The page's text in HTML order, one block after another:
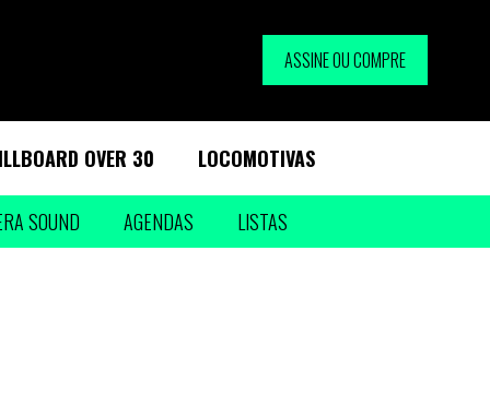
ASSINE OU COMPRE
OVER 30 LOCOMOTIVAS
SOUND AGENDAS LISTAS